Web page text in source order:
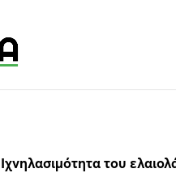
Ιχνηλασιμότητα του